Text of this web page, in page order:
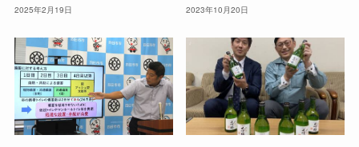
2025年2月19日 2023年10月20日